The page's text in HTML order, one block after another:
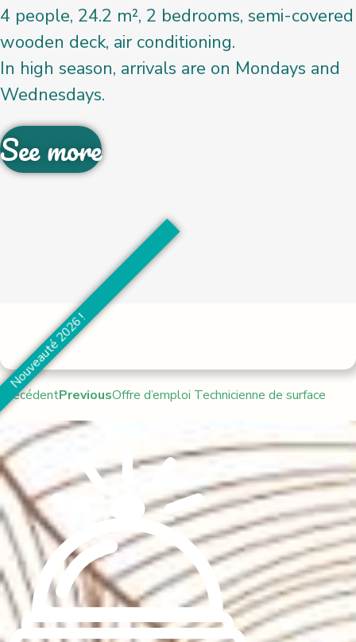
4 people, 24.2 m², 2 bedrooms, semi-covered
wooden deck, air conditioning.
In high season, arrivals are on Mondays and
Wednesdays.
See more
Nouveauté 2026 !
PrécédentPreviousOffre d’emploi Technicienne de surface